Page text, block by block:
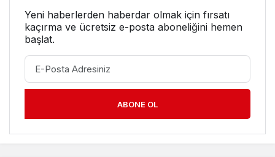
Yeni haberlerden haberdar olmak için fırsatı
kaçırma ve ücretsiz e-posta aboneliğini hemen
başlat.
ABONE OL